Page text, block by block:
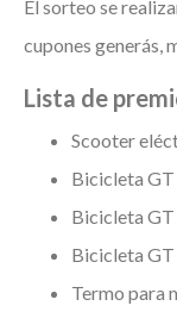
El sorteo se
cupones generás,
Lista de
Scooter
Bicicleta
Bicicleta GT
Bicicleta
Termo para